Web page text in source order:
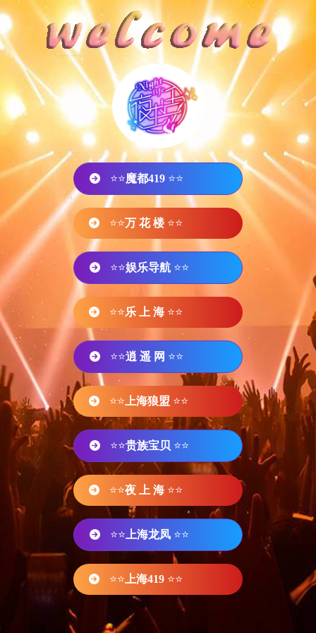
⭐⭐魔都419 ⭐⭐
⭐⭐万 花 楼 ⭐⭐
⭐⭐娱乐导航 ⭐⭐
⭐⭐乐 上 海 ⭐⭐
⭐⭐逍 遥 网 ⭐⭐
⭐⭐ 上海狼盟 ⭐⭐
⭐⭐贵族宝贝 ⭐⭐
⭐⭐夜 上 海 ⭐⭐
⭐⭐ 上海龙凤 ⭐⭐
⭐⭐ 上海419 ⭐⭐